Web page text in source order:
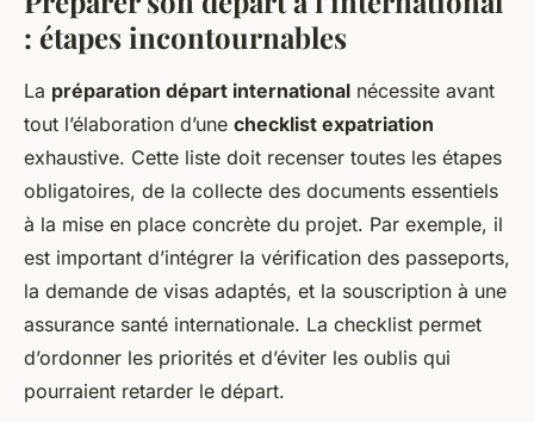
: étapes incontournables
La préparation départ international nécessite avant
tout l’élaboration d’une checklist expatriation
exhaustive. Cette liste doit recenser toutes les étapes
obligatoires, de la collecte des documents essentiels
à la mise en place concrète du projet. Par exemple, il
est important d’intégrer la vérification des passeports,
la demande de visas adaptés, et la souscription à une
assurance santé internationale. La checklist permet
d’ordonner les priorités et d’éviter les oublis qui
pourraient retarder le départ.